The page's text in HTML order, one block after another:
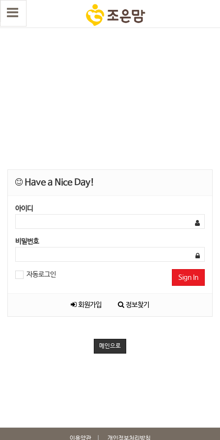
Have a Nice Day!
아이디
비밀번호
자동로그인 Sign In
회원가입 정보찾기
메인으로
이용약관 개인정보처리방침